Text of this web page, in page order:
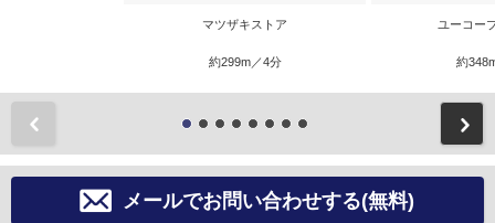
マツザキストア
約299m／4分
ユーコー
約
メールでお問い合わせする(無料)